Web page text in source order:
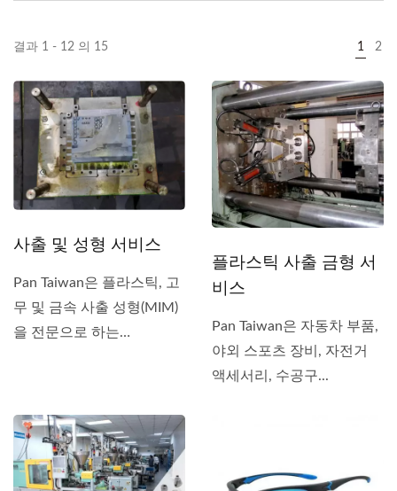
결과 1 - 12 의 15 1 2
사출 및 성형 서비스
Pan Taiwan은 플라스틱, 고
무 및 금속 사출 성형(MIM)
을 전문으로 하는
플라스틱 사출 금형 서
비스
Pan Taiwan은 자동차 부품,
야외 스포츠 장비, 자전거
액세서리, 수공구...